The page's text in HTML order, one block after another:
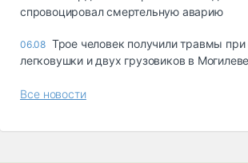
спровоцировал смертельную аварию
06.08 Трое человек получили травмы при
легковушки и двух грузовиков в Могилеве
Все новости